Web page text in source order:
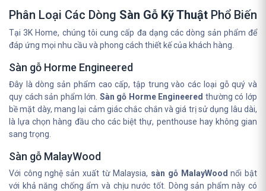
Phân Loại Các Dòng Sàn Gỗ Kỹ Thuật Phổ Biến
Tại 3K Home, chúng tôi cung cấp đa dạng các dòng sản phẩm để
đáp ứng mọi nhu cầu và phong cách thiết kế của khách hàng.
Sàn gỗ Horme Engineered
Đây là dòng sản phẩm cao cấp, tập trung vào các loại gỗ quý và
quy cách sản phẩm lớn. Sàn gỗ Horme Engineered thường có lớp
bề mặt dày, mang lại cảm giác chắc chắn và giá trị sử dụng lâu dài,
là lựa chọn hàng đầu cho các biệt thự, penthouse hay không gian
sang trọng.
Sàn gỗ MalayWood
Với công nghệ sản xuất từ Malaysia, sàn gỗ MalayWood nổi bật
với khả năng chống ẩm và chịu nước tốt. Dòng sản phẩm này có